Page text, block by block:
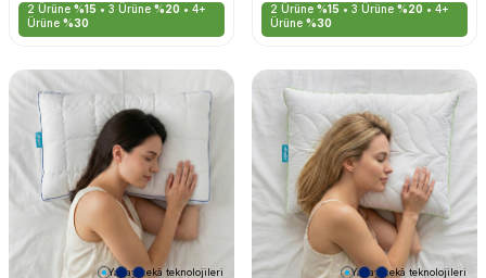
2 Ürüne %15 • 3 Ürüne %20 • 4+
Ürüne %30
2 Ürüne %15 • 3 Ürüne %20 • 4+
Ürüne %30
Yapay zekâ teknolojileri
Yapay zekâ teknolojileri